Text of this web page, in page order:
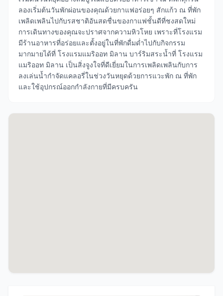
ลองเริ่มต้นวันพักผ่อนของคุณด้วยกาแฟอร่อยๆ สักแก้ว ณ ที่พัก
เพลิดเพลินไปกับรสชาติอันสดชื่นของกาแฟชั้นดีที่ชงสดใหม่
การเดินทางของคุณจะปราศจากความหิวโหย เพราะที่โรงแรม
มีร้านอาหารที่อร่อยและตั้งอยู่ในที่พักดื่มด่ำไปกับกิจกรรม
มากมายได้ที่ โรงแรมแมริออท มิลาน บาร์ริมสระน้ำที่ โรงแรม
แมริออท มิลาน เป็นสิ่งจูงใจที่ดีเยี่ยมในการเพลิดเพลินกับการ
ลงเล่นน้ำกำจัดแคลอรี่ในช่วงวันหยุดด้วยการแวะพัก ณ ที่พัก
และใช้อุปกรณ์ออกกำลังกายที่มีครบครัน